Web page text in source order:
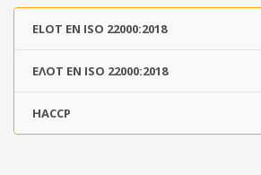
ELOT EN ISO 22000:2018
ΕΛΟΤ EN ISO 22000:2018
HACCP